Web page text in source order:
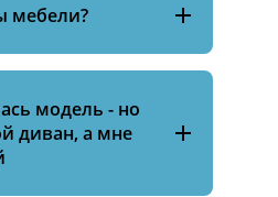
мебели?
модель - но
диван, а мне